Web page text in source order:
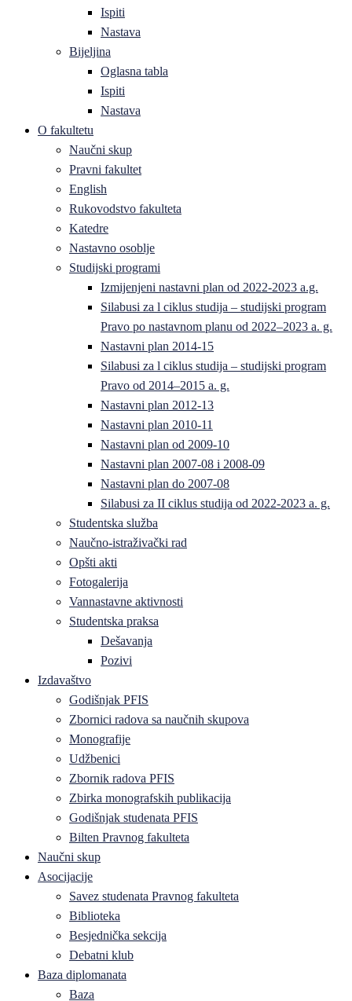
Ispiti
Nastava
Bijeljina
Oglasna tabla
Ispiti
Nastava
O fakultetu
Naučni skup
Pravni fakultet
English
Rukovodstvo fakulteta
Katedre
Nastavno osoblje
Studijski programi
Izmijenjeni nastavni plan od 2022-2023 a.g.
Silabusi za l ciklus studija – studijski program
Pravo po nastavnom planu od 2022–2023 a. g.
Nastavni plan 2014-15
Silabusi za l ciklus studija – studijski program
Pravo od 2014–2015 a. g.
Nastavni plan 2012-13
Nastavni plan 2010-11
Nastavni plan od 2009-10
Nastavni plan 2007-08 i 2008-09
Nastavni plan do 2007-08
Silabusi za II ciklus studija od 2022-2023 a. g.
Studentska služba
Naučno-istraživački rad
Opšti akti
Fotogalerija
Vannastavne aktivnosti
Studentska praksa
Dešavanja
Pozivi
Izdavaštvo
Godišnjak PFIS
Zbornici radova sa naučnih skupova
Monografije
Udžbenici
Zbornik radova PFIS
Zbirka monografskih publikacija
Godišnjak studenata PFIS
Bilten Pravnog fakulteta
Naučni skup
Asocijacije
Savez studenata Pravnog fakulteta
Biblioteka
Besjednička sekcija
Debatni klub
Baza diplomanata
Baza